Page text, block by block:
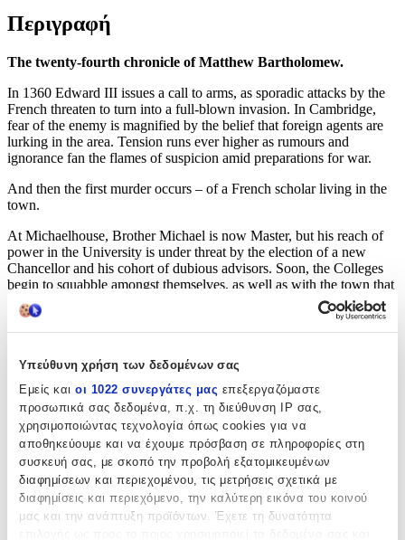
Υπεύθυνη χρήση των δεδομένων σας
Εμείς και οι 1022 συνεργάτες μας επεξεργαζόμαστε
προσωπικά σας δεδομένα, π.χ. τη διεύθυνση IP σας,
χρησιμοποιώντας τεχνολογία όπως cookies για να
αποθηκεύουμε και να έχουμε πρόσβαση σε πληροφορίες στη
συσκευή σας, με σκοπό την προβολή εξατομικευμένων
διαφημίσεων και περιεχομένου, τις μετρήσεις σχετικά με
διαφημίσεις και περιεχόμενο, την καλύτερη εικόνα του κοινού
μας και την ανάπτυξη προϊόντων. Έχετε τη δυνατότητα
Περιγραφή
The twenty-fourth chronicle of Matthew Bartholomew.
In 1360 Edward III issues a call to arms, as sporadic attacks by the
French threaten to turn into a full-blown invasion. In Cambridge,
fear of the enemy is magnified by the belief that foreign agents are
lurking in the area. Tension runs ever higher as rumours and
ignorance fan the flames of suspicion amid preparations for war.
And then the first murder occurs – of a French scholar living in the
town.
At Michaelhouse, Brother Michael is now Master, but his reach of
power in the University is under threat by the election of a new
Chancellor and his cohort of dubious advisors. Soon, the Colleges
begin to squabble amongst themselves, as well as with the town that
never wanted a University in the first place.
Amidst this atmosphere of swelling distrust, physician Matthew
nearby hospital. He quickly realises that there is something odd
about the inmates and their keepers – something dark and deadly,
which seems to be connected to the growing number of murders in
the town. Pressure mounts as the University and the town clamour
for answers, leading Bartholomew and Michael in a frantic quest for
a solution before the powder-keg of animosity in Cambridge is
ignited.
‘A first-rate treat for mystery lovers’(Historical Novels Review
‘Susanna Gregory has an extraordinary ability to conjure up a